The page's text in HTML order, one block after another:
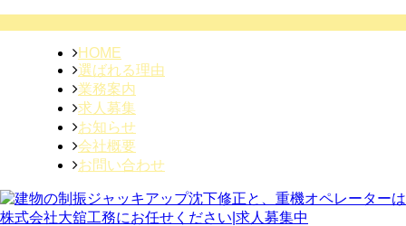
HOME
選ばれる理由
業務案内
求人募集
お知らせ
会社概要
お問い合わせ